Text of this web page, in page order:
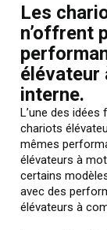
Les
n’offrent
élévateur
interne.
L’une des
chariots
mêmes
élévateurs à
certains
avec des
élévateurs à